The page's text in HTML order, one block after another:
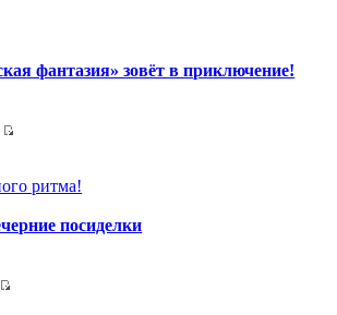
фантазия» зовёт в приключение!
ритма!
посиделки